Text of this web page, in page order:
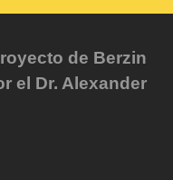
de Berzin
el Dr. Alexander